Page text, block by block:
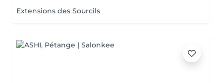
Extensions des Sourcils